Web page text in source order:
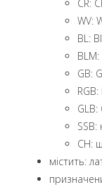
CR:
WV:
BL:
GB:
CH:
містить: